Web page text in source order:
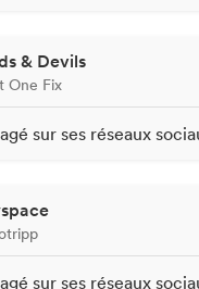
& Devils
One Fix
sur ses réseaux
sur ses réseaux